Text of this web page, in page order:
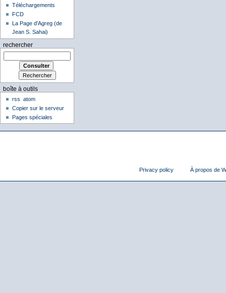
Téléchargements
FCD
La Page d'Agreg (de
Jean S. Sahai)
rechercher
boîte à outils
rss
atom
Copier sur le serveur
Pages spéciales
Privacy policy À propos de